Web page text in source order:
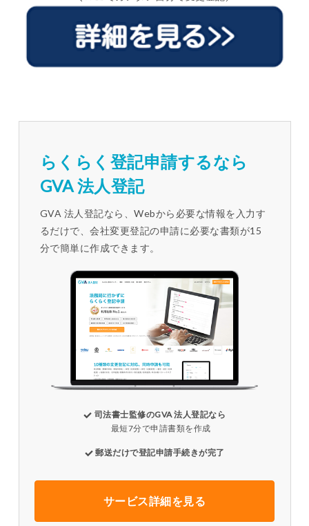
らくらく登記申請するなら
GVA 法人登記
GVA 法人登記なら、Webから必要な情報を入力す
るだけで、会社変更登記の申請に必要な書類が15
分で簡単に作成できます。
司法書士監修のGVA 法人登記なら
最短7分で申請書類を作成
郵送だけで登記申請手続きが完了
サービス詳細を見る